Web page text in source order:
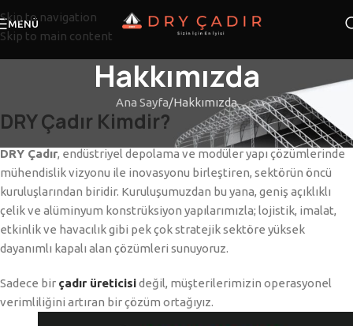
Skip to navigation
Skip to main content
MENÜ
Hakkımızda
Ana Sayfa Hakkımızda
DRY Çadır Kimdir?
DRY Çadır, endüstriyel depolama ve modüler yapı çözümlerinde
mühendislik vizyonu ile inovasyonu birleştiren, sektörün öncü
kuruluşlarından biridir. Kuruluşumuzdan bu yana, geniş açıklıklı
çelik ve alüminyum konstrüksiyon yapılarımızla; lojistik, imalat,
etkinlik ve havacılık gibi pek çok stratejik sektöre yüksek
dayanımlı kapalı alan çözümleri sunuyoruz.
Sadece bir çadır üreticisideğil, müşterilerimizin operasyonel
verimliliğini artıran bir çözüm ortağıyız.